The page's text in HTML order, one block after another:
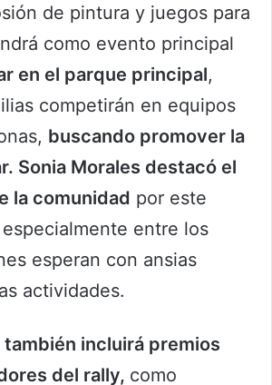
de pintura y juegos para
como evento principal
en el parque principal,
competirán en equipos
buscando promover la
Sonia Morales destacó el
la comunidad por este
entre los
esperan con ansias
actividades.
también incluirá premios
del rally, como